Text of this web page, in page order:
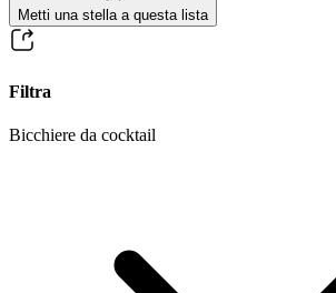
Metti una stella a questa lista
Filtra
Bicchiere da cocktail